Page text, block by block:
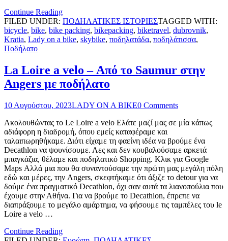
Continue Reading
FILED UNDER: ΠΟΔΗΛΑΤΙΚΕΣ ΙΣΤΟΡΙΕΣTAGGED WITH:
bicycle, bike, bike packing, bikepacking, biketravel, dubrovnik,
Kratia, Lady on a bike, skybike, ποδηλατάδα, ποδηλάτισσα,
Ποδήλατο
La Loire a velo – Από το Saumur στην
Angers με ποδήλατο
10 Αυγούστου, 2023LADY ON A BIKE0 Comments
Ακολουθώντας το Le Loire a velo Ελάτε μαζί μας σε μία κάπως
αδιάφορη η διαδρομή, όπου εμείς καταφέραμε και
ταλαιπωρηθήκαμε. Διότι είχαμε τη φαείνη ιδέα να βρούμε ένα
Decathlon να ψουνίσουμε. Λες και δεν κουβαλούσαμε αρκετά
μπαγκάζια, θέλαμε και ποδηλατικό Shopping. Κλικ για Google
Maps Αλλά μια που θα συναντούσαμε την πρώτη μας μεγάλη πόλη
εδώ και μέρες, την Angers, σκεφτήκαμε ότι άξιζε το detour για να
δούμε ένα πραγματικό Decathlon, όχι σαν αυτά τα λιανοπούλια που
έχουμε στην Αθήνα. Για να βρούμε το Decathlon, έπρεπε να
διαπράξουμε το μεγάλο αμάρτημα, να φήσουμε τις ταμπέλες του le
Loire a velo …
Continue Reading